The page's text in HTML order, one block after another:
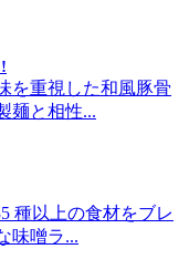
を重視した和風豚骨
麺と相性...
種以上の食材をブレ
味噌ラ...